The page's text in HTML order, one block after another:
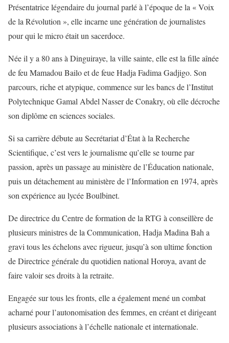
Présentatrice légendaire du journal parlé à l’époque de la « Voix
de la Révolution », elle incarne une génération de journalistes
pour qui le micro était un sacerdoce.
Née il y a 80 ans à Dinguiraye, la ville sainte, elle est la fille aînée
de feu Mamadou Bailo et de feue Hadja Fadima Gadjigo. Son
parcours, riche et atypique, commence sur les bancs de l’Institut
Polytechnique Gamal Abdel Nasser de Conakry, où elle décroche
son diplôme en sciences sociales.
Si sa carrière débute au Secrétariat d’État à la Recherche
Scientifique, c’est vers le journalisme qu’elle se tourne par
passion, après un passage au ministère de l’Éducation nationale,
puis un détachement au ministère de l’Information en 1974, après
son expérience au lycée Boulbinet.
De directrice du Centre de formation de la RTG à conseillère de
plusieurs ministres de la Communication, Hadja Madina Bah a
gravi tous les échelons avec rigueur, jusqu’à son ultime fonction
de Directrice générale du quotidien national Horoya, avant de
faire valoir ses droits à la retraite.
Engagée sur tous les fronts, elle a également mené un combat
acharné pour l’autonomisation des femmes, en créant et dirigeant
plusieurs associations à l’échelle nationale et internationale.